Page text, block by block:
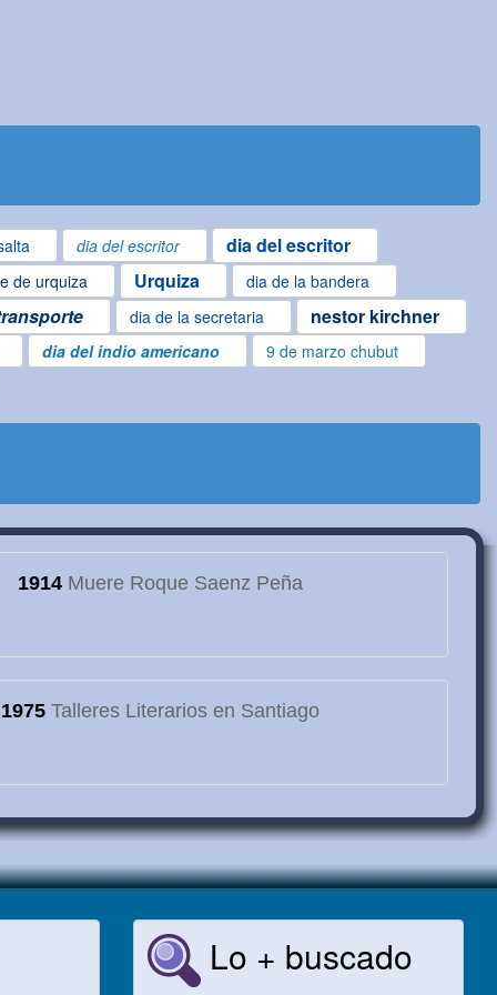
dia del escritor dia del escritor
de urquiza Urquiza
dia de la bandera
dia de la secretaria nestor kirchner
dia del indio americano
9 de marzo chubut
1914Muere Roque Saenz Peña
1975Talleres Literarios en Santiago
Lo + buscado